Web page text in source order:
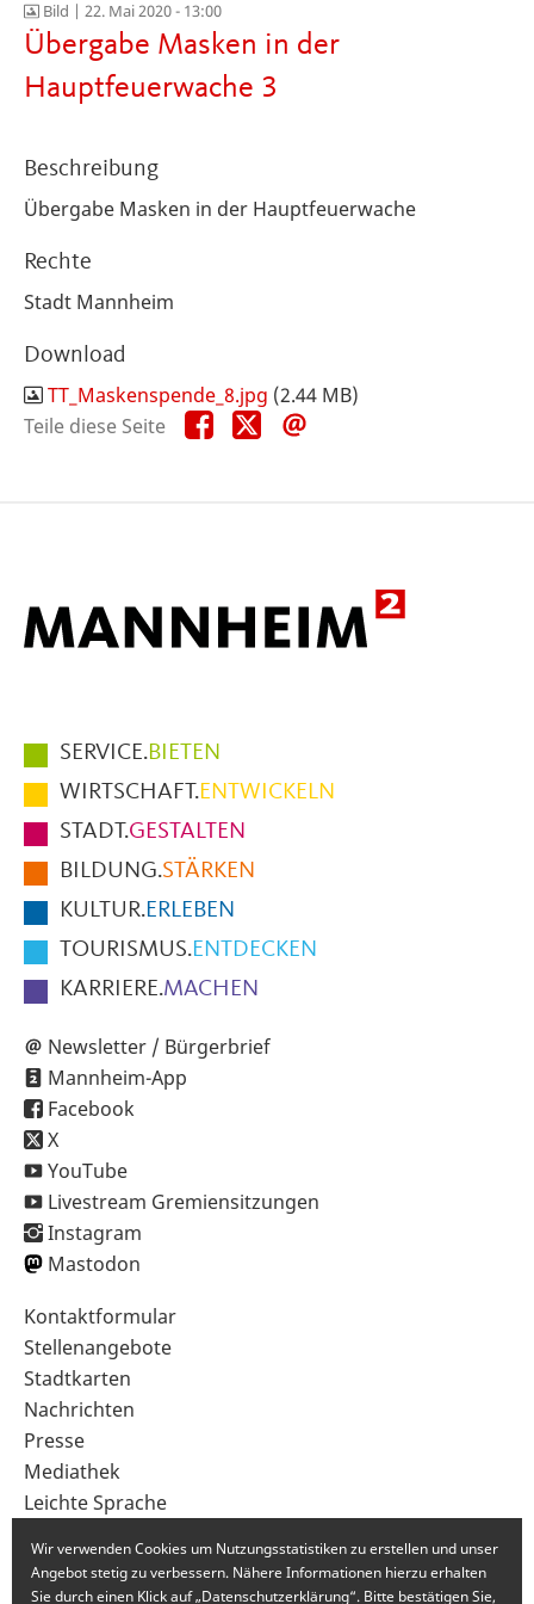
Bild | 22. Mai 2020 - 13:00
Übergabe Masken in der
Hauptfeuerwache 3
Beschreibung
Übergabe Masken in der Hauptfeuerwache
Rechte
Stadt Mannheim
Download
TT_Maskenspende_8.jpg (2.44 MB)
Teile diese Seite
Teile
diese
Teile
diese
Hauptmenüpunkte
im
Fußbereich
der
Seite
SERVICE.BIETEN
WIRTSCHAFT.ENTWICKELN
STADT.GESTALTEN
BILDUNG.STÄRKEN
KULTUR.ERLEBEN
TOURISMUS.ENTDECKEN
KARRIERE.MACHEN
Newsletter / Bürgerbrief
Mannheim-App
Facebook
X
YouTube
Livestream Gremiensitzungen
Instagram
Mastodon
Sekundärnavigation
im
Fußbereich
Kontaktformular
Stellenangebote
Stadtkarten
Nachrichten
Presse
Mediathek
Leichte Sprache
Wir verwenden Cookies um Nutzungsstatistiken zu erstellen und unser
Angebot stetig zu verbessern. Nähere Informationen hierzu erhalten
Sie durch einen Klick auf „Datenschutzerklärung“. Bitte bestätigen Sie,